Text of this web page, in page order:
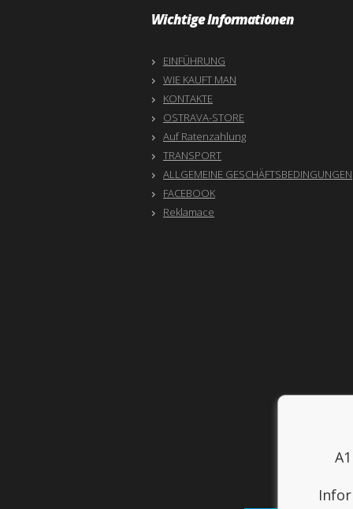
Wichtige Informationen
EINFÜHRUNG
WIE KAUFT MAN
KONTAKTE
OSTRAVA-STORE
Auf Ratenzahlung
TRANSPORT
ALLGEMEINE GESCHÄFTSBEDINGUNGEN
FACEBOOK
Reklamace